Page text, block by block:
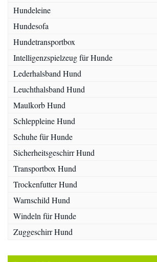
Hundeleine
Hundesofa
Hundetransportbox
Intelligenzspielzeug für Hunde
Lederhalsband Hund
Leuchthalsband Hund
Maulkorb Hund
Schleppleine Hund
Schuhe für Hunde
Sicherheitsgeschirr Hund
Transportbox Hund
Trockenfutter Hund
Warnschild Hund
Windeln für Hunde
Zuggeschirr Hund